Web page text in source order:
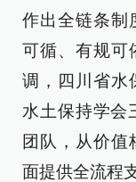
作出全链条制
可循、有规可
调，四川省水
水土保持学会
团队，从价值
面提供全流程